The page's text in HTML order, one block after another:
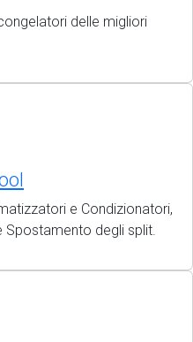
delle migliori
e Condizionatori,
Spostamento degli split.